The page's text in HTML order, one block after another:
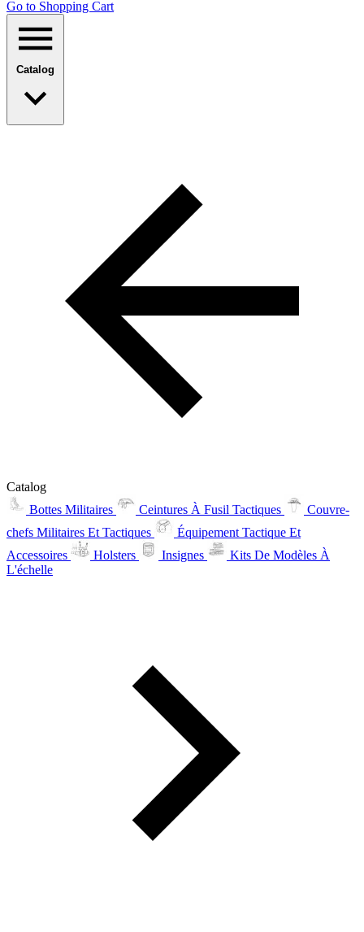
Go to Shopping Сart
Catalog
Catalog
Bottes Militaires
Ceintures À Fusil Tactiques
Couvre-
chefs Militaires Et Tactiques
Équipement Tactique Et
Accessoires
Holsters Insignes
Kits De Modèles À
L'échelle